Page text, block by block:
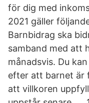
för dig med
2021 gäller
Barnbidrag ska
samband med att
månadsvis. Du
efter att barnet är
att villkoren